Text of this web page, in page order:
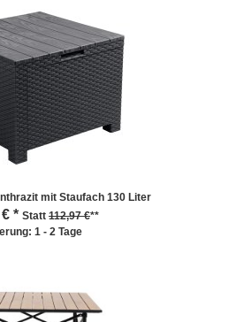
mit Staufach 130 Liter
€ * Statt 112,97 €**
1 - 2 Tage